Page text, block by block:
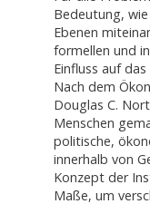
Bedeutung,
Ebenen
formellen und
Einfluss auf
Nach dem
Douglas C.
Menschen
politische,
innerhalb von
Konzept der
Maße, um